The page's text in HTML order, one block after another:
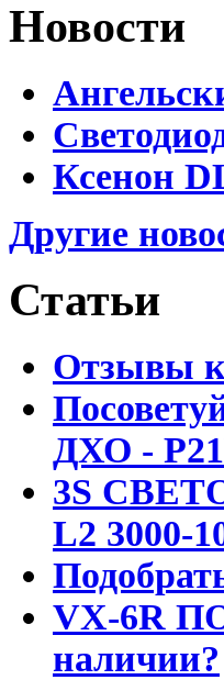
Новости
Ксенон
Другие
Статьи
Отзывы
ДХО -
3S
L2 3000-
VX-6R
наличии?